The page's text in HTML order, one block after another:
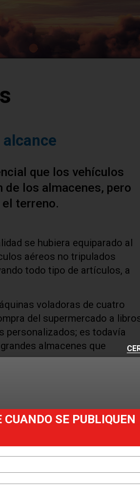
que los vehículos
los almacenes, pero
terreno.
se hubiera equiparado al
aéreos no tripulados
todo tipo de artículos, a
voladoras de cuatro
del supermercado a
personalizados; es todavía
almacenes que
más bien, que el entusiasmo
antes de que los drones,
merecedoras de inversión en
gestión de almacenes.
drones para ampliar el
apoyadas por drones,
SE PUBLIQUEN